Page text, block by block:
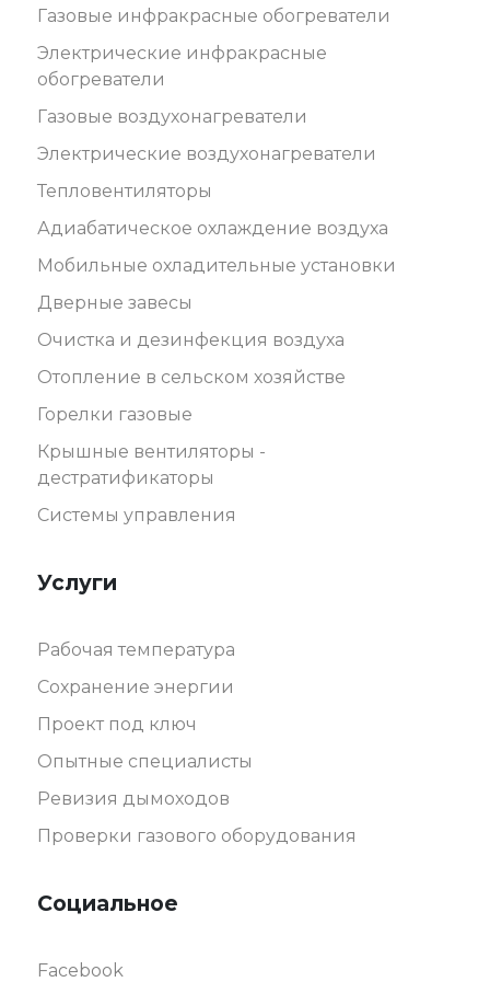
Газовые инфракрасные обогреватели
Электрические инфракрасные
обогреватели
Газовые воздухонагреватели
Электрические воздухонагреватели
Тепловентиляторы
Адиабатическое охлаждение воздуха
Мобильные охладительные установки
Дверные завесы
Очистка и дезинфекция воздуха
Отопление в сельском хозяйстве
Горелки газовые
Крышные вентиляторы -
дестратификаторы
Системы управления
Услуги
Рабочая температура
Сохранение энергии
Проект под ключ
Опытные специалисты
Ревизия дымоходов
Проверки газового оборудования
Социальное
Facebook